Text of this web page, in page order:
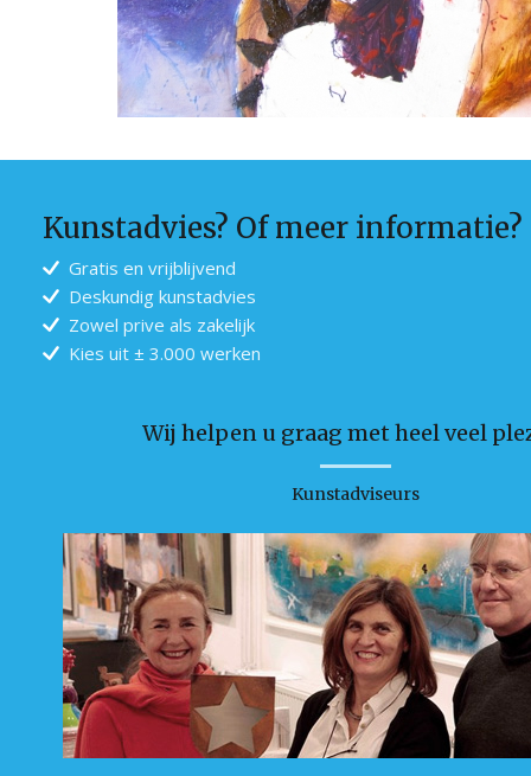
Kunstadvies? Of meer informatie?
Gratis en vrijblijvend
Deskundig kunstadvies
Zowel prive als zakelijk
Kies uit ± 3.000 werken
Wij helpen u graag met heel veel
Kunstadviseurs